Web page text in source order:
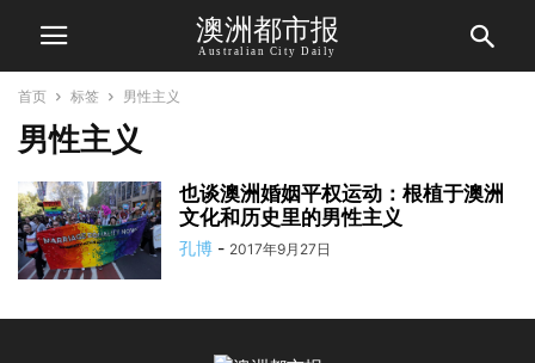
澳洲都市报
Australian City Daily
首页 标签 男性主义
男性主义
也谈澳洲婚姻平权运动：根植于澳洲
文化和历史里的男性主义
孔博 - 2017年9月27日